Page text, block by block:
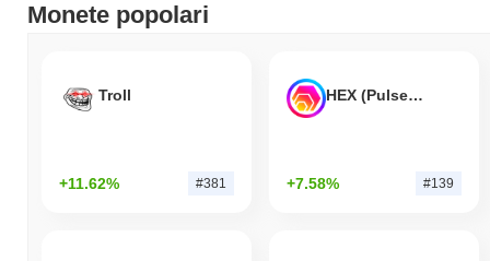
Monete popolari
Troll
+11.62% #381
HEX (Pulsechain)
+7.58% #139